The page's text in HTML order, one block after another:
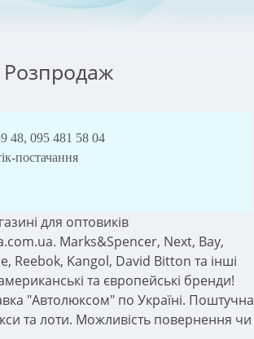
48, 095 481 58 04
постачання
для оптовиків
Marks&Spencer, Next, Bay,
Reebok, Kangol, David Bitton та інші
та європейські бренди!
"Автолюксом" по Україні. Поштучна
та лоти. Можливість повернення чи